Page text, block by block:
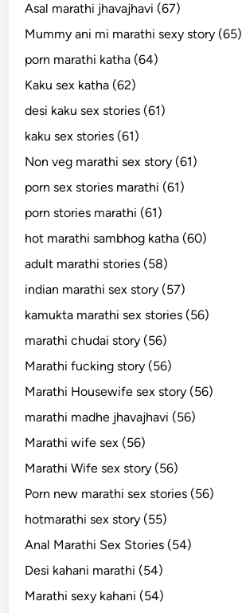
Asal marathi jhavajhavi (67)
Mummy ani mi marathi sexy story (65)
porn marathi katha (64)
Kaku sex katha (62)
desi kaku sex stories (61)
kaku sex stories (61)
Non veg marathi sex story (61)
porn sex stories marathi (61)
porn stories marathi (61)
hot marathi sambhog katha (60)
adult marathi stories (58)
indian marathi sex story (57)
kamukta marathi sex stories (56)
marathi chudai story (56)
Marathi fucking story (56)
Marathi Housewife sex story (56)
marathi madhe jhavajhavi (56)
Marathi wife sex (56)
Marathi Wife sex story (56)
Porn new marathi sex stories (56)
hotmarathi sex story (55)
Anal Marathi Sex Stories (54)
Desi kahani marathi (54)
Marathi sexy kahani (54)